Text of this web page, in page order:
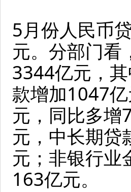
5月份人民币
元。分部门看
3344亿元，
款增加1047
元，同比多增
元，中长期贷
元；非银行业
163亿元。